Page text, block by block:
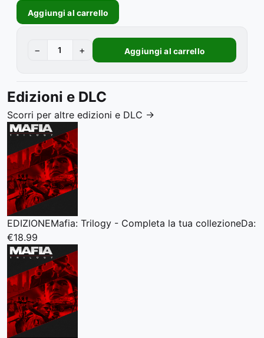
Aggiungi al carrello
− + Aggiungi al carrello
Edizioni e DLC
Scorri per altre edizioni e DLC →
EDIZIONEMafia: Trilogy - Completa la tua collezioneDa:
€18.99